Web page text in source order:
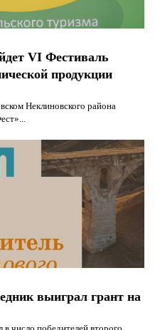
VI Фестиваль
продукции
Неклиновского района
выиграл грант на